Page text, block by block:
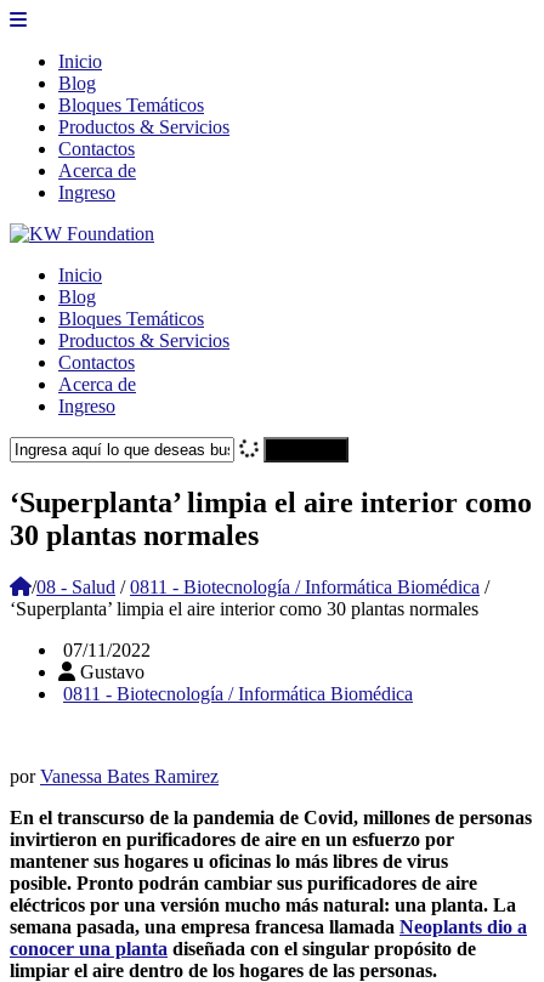
Inicio
Blog
Bloques Temáticos
Productos & Servicios
Contactos
Acerca de
Ingreso
Inicio
Blog
Bloques Temáticos
Productos & Servicios
Contactos
Acerca de
Ingreso
‘Superplanta’ limpia el aire interior como
30 plantas normales
/08 - Salud / 0811 - Biotecnología / Informática Biomédica /
‘Superplanta’ limpia el aire interior como 30 plantas normales
07/11/2022
Gustavo
0811 - Biotecnología / Informática Biomédica
porVanessa Bates Ramirez
En el transcurso de la pandemia de Covid, millones de personas
invirtieron en purificadores de aire en un esfuerzo por
mantener sus hogares u oficinas lo más libres de virus
posible. Pronto podrán cambiar sus purificadores de aire
eléctricos por una versión mucho más natural: una planta. La
semana pasada, una empresa francesa llamada Neoplants dio a
conocer una planta diseñada con el singular propósito de
limpiar el aire dentro de los hogares de las personas.